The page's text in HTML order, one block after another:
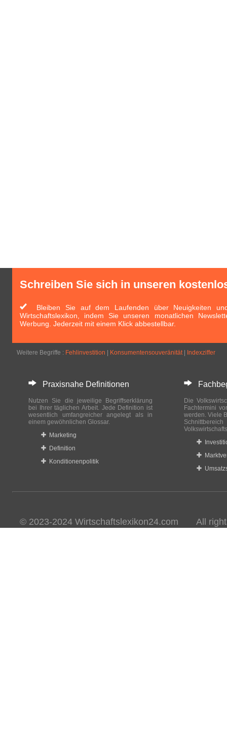
Schreiben Sie sich in unseren
Bleiben Sie auf dem Laufenden über Neuigkeiten
Wirtschaftslexikon, indem Sie unseren monatlichen
Werbung. Jederzeit mit einem Klick abbestellbar.
Weitere Begriffe : Fehlinvestition Konsumentensouveränität| Indexziffer
Praxisnahe Definitionen
Nutzen Sie die jeweilige Begriffserklärung
bei Ihrer täglichen Arbeit. Jede Definition ist
wesentlich umfangreicher angelegt als in
einem gewöhnlichen Glossar.
Marketing
Definition
Konditionenpolitik
Die
Fachtermini
werden. Viele
© 2023-2024 Wirtschaftslexikon24.com All